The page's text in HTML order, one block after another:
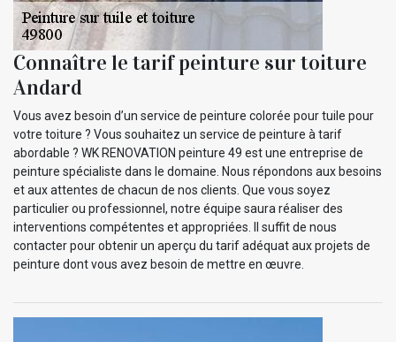
Connaître le tarif peinture sur toiture
Andard
Vous avez besoin d’un service de peinture colorée pour tuile pour
votre toiture ? Vous souhaitez un service de peinture à tarif
abordable ? WK RENOVATION peinture 49 est une entreprise de
peinture spécialiste dans le domaine. Nous répondons aux besoins
et aux attentes de chacun de nos clients. Que vous soyez
particulier ou professionnel, notre équipe saura réaliser des
interventions compétentes et appropriées. Il suffit de nous
contacter pour obtenir un aperçu du tarif adéquat aux projets de
peinture dont vous avez besoin de mettre en œuvre.